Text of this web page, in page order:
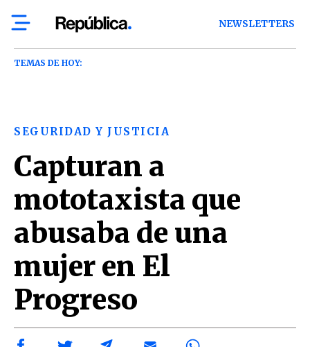
NEWSLETTERS
TEMAS DE HOY:
SEGURIDAD Y JUSTICIA
Capturan a
mototaxista que
abusaba de una
mujer en El
Progreso